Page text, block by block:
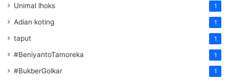
Unimal lhoks 1
Adian koting 1
taput 1
#BeniyantoTamoreka 1
#BukberGolkar 1